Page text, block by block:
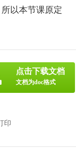
以本节课原定
印
点击下载文档
文档为doc格式